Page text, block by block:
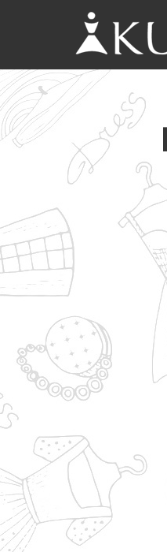
KUMT
Haljine
online